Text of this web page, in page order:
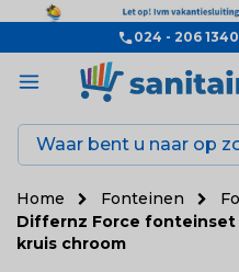
024 - 206 1340
Home Fonteinen
Differnz Force fonteinset
kruis chroom